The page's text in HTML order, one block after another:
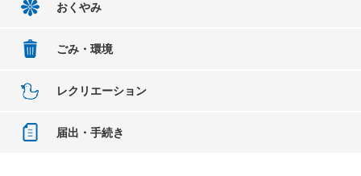
おくやみ
ごみ・環境
レクリエーション
届出・手続き